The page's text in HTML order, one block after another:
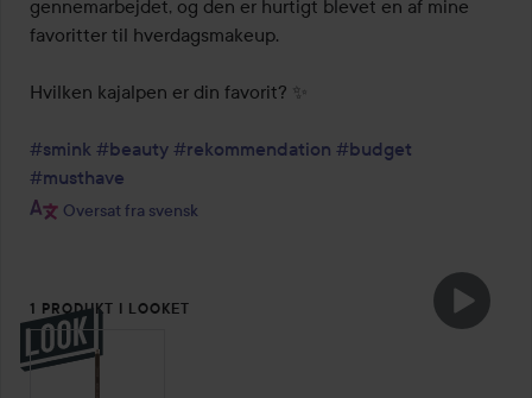
gennemarbejdet, og den er hurtigt blevet en af mine
favoritter til hverdagsmakeup.
Hvilken kajalpen er din favorit? ✨
#smink #beauty #rekommendation #budget
#musthave
Oversat fra svensk
1 PRODUKT I LOOKET